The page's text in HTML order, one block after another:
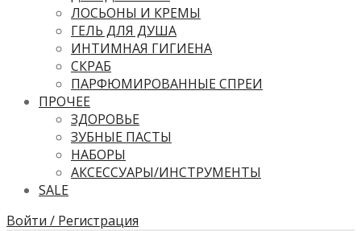
ЛОСЬОНЫ И КРЕМЫ
ГЕЛЬ ДЛЯ ДУША
ИНТИМНАЯ ГИГИЕНА
СКРАБ
ПАРФЮМИРОВАННЫЕ СПРЕИ
ПРОЧЕЕ
ЗДОРОВЬЕ
ЗУБНЫЕ ПАСТЫ
НАБОРЫ
АКСЕССУАРЫ/ИНСТРУМЕНТЫ
SALE
Войти / Регистрация